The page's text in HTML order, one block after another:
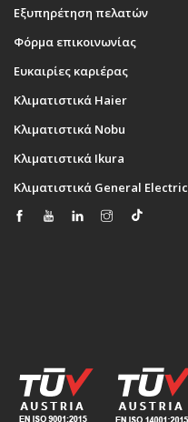
Εξυπηρέτηση πελατών
Φόρμα επικοινωνίας
Ευκαιρίες καριέρας
Κλιματιστικά Haier
Κλιματιστικά Nobu
Κλιματιστικά Ikura
Κλιματιστικά General Electric